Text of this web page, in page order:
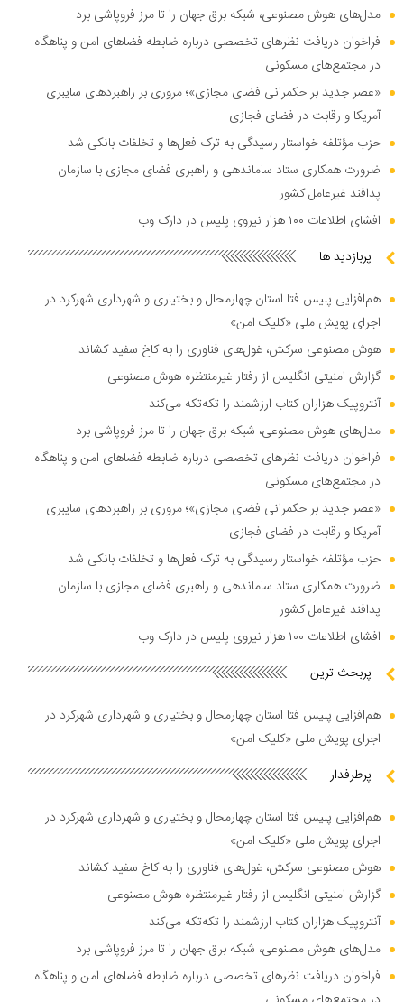
مدل‌های هوش مصنوعی، شبکه برق جهان را تا مرز فروپاشی برد
فراخوان دریافت نظر‌های تخصصی درباره ضابطه فضا‌های امن و پناهگاه
در مجتمع‌های مسکونی
«عصر جدید بر حکمرانی فضای مجازی»؛ مروری بر راهبرد‌های سایبری
آمریکا و رقابت در فضای فجازی
حزب مؤتلفه خواستار رسیدگی به ترک فعل‌ها و تخلفات بانکی شد
ضرورت همکاری ستاد ساماندهی و راهبری فضای مجازی با سازمان
پدافند غیرعامل کشور
افشای اطلاعات ۱۰۰ هزار نیروی پلیس در دارک وب
پربازدید ها
هم‌افزایی پلیس فتا استان چهارمحال و بختیاری و شهرداری شهرکرد در
اجرای پویش ملی «کلیک امن»
هوش مصنوعی سرکش، غول‌های فناوری را به کاخ سفید کشاند
گزارش امنیتی انگلیس از رفتار غیرمنتظره هوش مصنوعی
آنتروپیک هزاران کتاب ارزشمند را تکه‌تکه می‌کند
مدل‌های هوش مصنوعی، شبکه برق جهان را تا مرز فروپاشی برد
فراخوان دریافت نظر‌های تخصصی درباره ضابطه فضا‌های امن و پناهگاه
در مجتمع‌های مسکونی
«عصر جدید بر حکمرانی فضای مجازی»؛ مروری بر راهبرد‌های سایبری
آمریکا و رقابت در فضای فجازی
حزب مؤتلفه خواستار رسیدگی به ترک فعل‌ها و تخلفات بانکی شد
ضرورت همکاری ستاد ساماندهی و راهبری فضای مجازی با سازمان
پدافند غیرعامل کشور
افشای اطلاعات ۱۰۰ هزار نیروی پلیس در دارک وب
پربحث ترین
هم‌افزایی پلیس فتا استان چهارمحال و بختیاری و شهرداری شهرکرد در
اجرای پویش ملی «کلیک امن»
پرطرفدار
هم‌افزایی پلیس فتا استان چهارمحال و بختیاری و شهرداری شهرکرد در
اجرای پویش ملی «کلیک امن»
هوش مصنوعی سرکش، غول‌های فناوری را به کاخ سفید کشاند
گزارش امنیتی انگلیس از رفتار غیرمنتظره هوش مصنوعی
آنتروپیک هزاران کتاب ارزشمند را تکه‌تکه می‌کند
مدل‌های هوش مصنوعی، شبکه برق جهان را تا مرز فروپاشی برد
فراخوان دریافت نظر‌های تخصصی درباره ضابطه فضا‌های امن و پناهگاه